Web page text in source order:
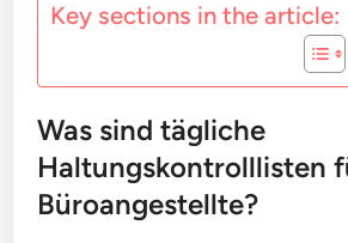
Key sections in the article:
Was sind tägliche
Haltungskontrolllisten
Büroangestellte?